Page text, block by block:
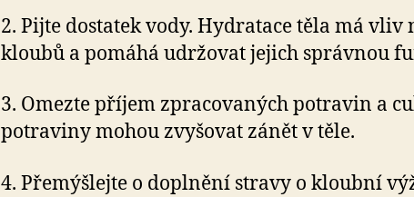
2. Pijte dostatek vody. Hydratace těla má vliv
kloubů a pomáhá udržovat jejich správnou
3. Omezte příjem zpracovaných potravin a
potraviny mohou zvyšovat zánět v těle.
4. Přemýšlejte o doplnění stravy o kloubní